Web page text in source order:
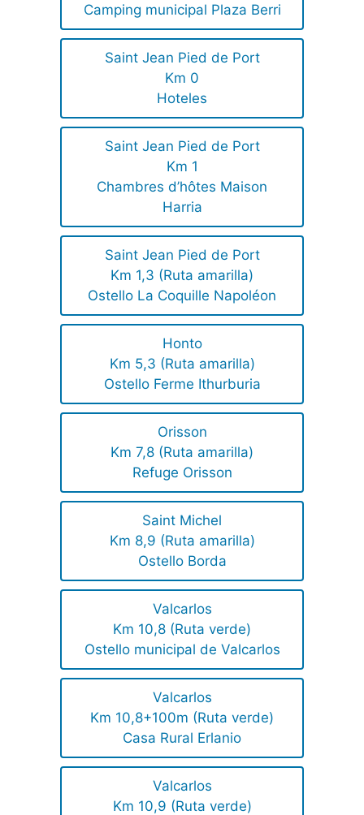
Camping municipal Plaza Berri
Saint Jean Pied de Port
Km 0
Hoteles
Saint Jean Pied de Port
Km 1
Chambres d’hôtes Maison
Harria
Saint Jean Pied de Port
Km 1,3 (Ruta amarilla)
Ostello La Coquille Napoléon
Honto
Km 5,3 (Ruta amarilla)
Ostello Ferme Ithurburia
Orisson
Km 7,8 (Ruta amarilla)
Refuge Orisson
Saint Michel
Km 8,9 (Ruta amarilla)
Ostello Borda
Valcarlos
Km 10,8 (Ruta verde)
Ostello municipal de Valcarlos
Valcarlos
Km 10,8+100m (Ruta verde)
Casa Rural Erlanio
Valcarlos
Km 10,9 (Ruta verde)